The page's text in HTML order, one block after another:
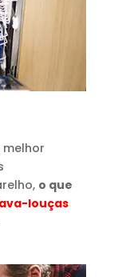
o que
louças